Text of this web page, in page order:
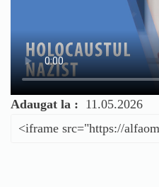
Adaugat la : 11.05.2026